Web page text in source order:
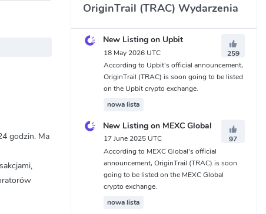
godzin. Ma
OriginTrail (TRAC) Wydarzenia
New Listing on Upbit
18 May 2026 UTC
259
According to Upbit's official announcement,
OriginTrail (TRAC) is soon going to be listed
on the Upbit crypto exchange.
nowa lista
New Listing on MEXC Global
17 June 2025 UTC
97
According to MEXC Global's official
announcement, OriginTrail (TRAC) is soon
going to be listed on the MEXC Global
crypto exchange.
nowa lista